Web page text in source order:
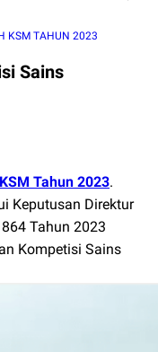
KSM TAHUN 2023
Sains
Tahun 2023.
Keputusan Direktur
Tahun 2023
Kompetisi Sains